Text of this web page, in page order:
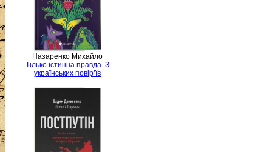
Назаренко Михайло
Тілько істинна правда. З
українських повір’їв